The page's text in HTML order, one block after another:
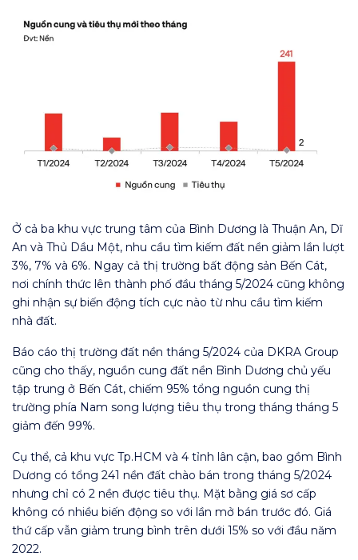
Ở cả ba khu vực trung tâm của Bình Dương là Thuận An, Dĩ
An và Thủ Dầu Một, nhu cầu tìm kiếm đất nền giảm lần lượt
3%, 7% và 6%. Ngay cả thị trường bất động sản Bến Cát,
nơi chính thức lên thành phố đầu tháng 5/2024 cũng không
ghi nhận sự biến động tích cực nào từ nhu cầu tìm kiếm
nhà đất.
Báo cáo thị trường đất nền tháng 5/2024 của DKRA Group
cũng cho thấy, nguồn cung đất nền Bình Dương chủ yếu
tập trung ở Bến Cát, chiếm 95% tổng nguồn cung thị
trường phía Nam song lượng tiêu thụ trong tháng tháng 5
giảm đến 99%.
Cụ thể, cả khu vực Tp.HCM và 4 tỉnh lân cận, bao gồm Bình
Dương có tổng 241 nền đất chào bán trong tháng 5/2024
nhưng chỉ có 2 nền được tiêu thụ. Mặt bằng giá sơ cấp
không có nhiều biến động so với lần mở bán trước đó. Giá
thứ cấp vẫn giảm trung bình trên dưới 15% so với đầu năm
2022.